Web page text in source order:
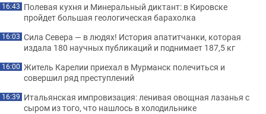
16:43 Полевая кухня и Минеральный диктант: в Кировске
пройдет большая геологическая барахолка
16:03 Сила Севера — в людях! История апатитчанки, которая
издала 180 научных публикаций и поднимает 187,5 кг
16:00 Житель Карелии приехал в Мурманск полечиться и
совершил ряд преступлений
16:39 Итальянская импровизация: ленивая овощная лазанья с
сыром из того, что нашлось в холодильнике